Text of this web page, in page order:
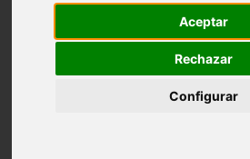
Aceptar
Rechazar
Configurar
Valencia - valencia
Toledo - seseña
Cantabria - val-de-san-vicente